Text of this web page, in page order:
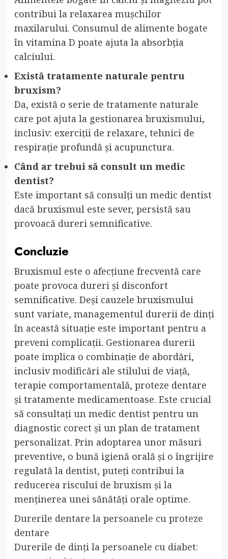
contribui la relaxarea mușchilor
maxilarului. Consumul de alimente bogate
în vitamina D poate ajuta la absorbția
calciului.
Există tratamente naturale pentru
bruxism?
Da, există o serie de tratamente naturale
care pot ajuta la gestionarea bruxismului,
inclusiv: exerciții de relaxare, tehnici de
respirație profundă și acupunctura.
Când ar trebui să consult un medic
dentist?
Este important să consulți un medic dentist
dacă bruxismul este sever, persistă sau
provoacă dureri semnificative.
Concluzie
Bruxismul este o afecțiune frecventă care
poate provoca dureri și disconfort
semnificative. Deși cauzele bruxismului
sunt variate, managementul durerii de dinți
în această situație este important pentru a
preveni complicații. Gestionarea durerii
poate implica o combinație de abordări,
inclusiv modificări ale stilului de viață,
terapie comportamentală, proteze dentare
și tratamente medicamentoase. Este crucial
să consultați un medic dentist pentru un
diagnostic corect și un plan de tratament
personalizat. Prin adoptarea unor măsuri
preventive, o bună igienă orală și o îngrijire
regulată la dentist, puteți contribui la
reducerea riscului de bruxism și la
menținerea unei sănătăți orale optime.
Durerile dentare la persoanele cu proteze
dentare
Durerile de dinți la persoanele cu diabet: